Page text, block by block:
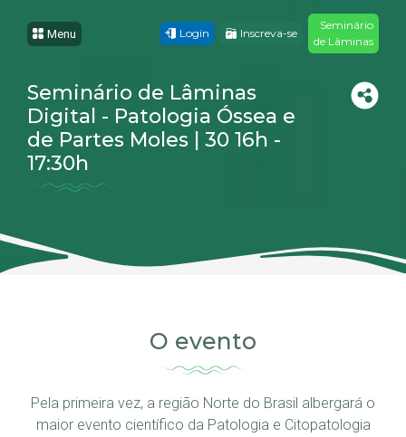
Seminário de Lâminas
Digital - Patologia Óssea e
de Partes Moles | 30 16h -
17:30h
Menu Login Inscreva-se
Seminário
de Lâminas
O evento
Pela primeira vez, a região Norte do Brasil albergará o
maior evento científico da Patologia e Citopatologia